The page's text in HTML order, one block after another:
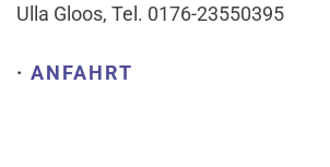
Ulla Gloos, Tel. 0176-23550395
· ANFAHRT